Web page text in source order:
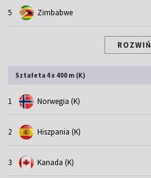
5 Zimbabwe
ROZWIŃ
Sztafeta 4 x 400 m (K)
1 Norwegia (K)
2 Hiszpania (K)
3 Kanada (K)